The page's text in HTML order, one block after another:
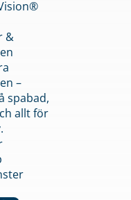
&
–
spabad,
allt för